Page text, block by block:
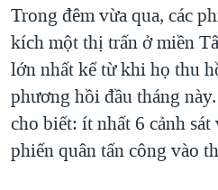
NGƯ DÂN VIỆT VÀ LÀN SÓNG
BÊN KIA QUỐC LỘ: TIẾNG
QUAN HỆ VIỆT MỸ
Trong đêm vừa qua, các
kích một thị trấn ở miền
lớn nhất kể từ khi họ thu
phương hồi đầu tháng
cho biết: ít nhất 6 cảnh
phiến quân tấn công vào